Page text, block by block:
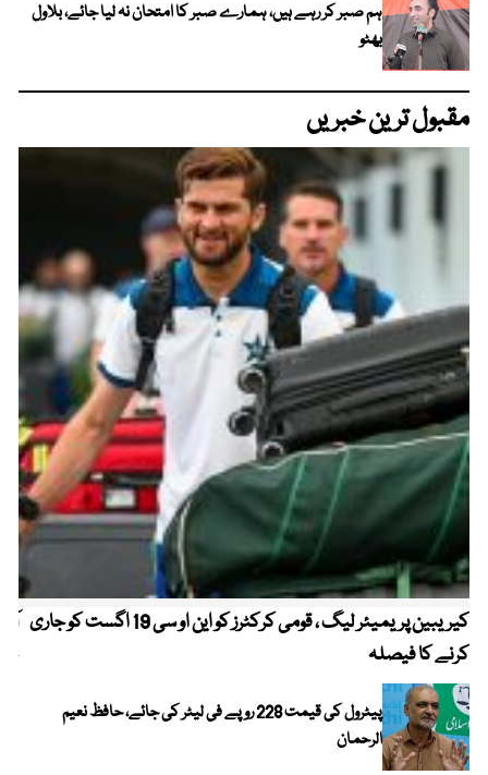
ہم صبر کر رہے ہیں، ہمارے صبر کا امتحان نہ لیا جائے، بلاول
بھٹو
مقبول ترین خبریں
کیریبین پریمیئر لیگ ، قومی کرکٹرز کو این او سی 19 اگست کو جاری
کرنے کا فیصلہ
پیٹرول کی قیمت 228 روپے فی لیٹر کی جائے، حافظ نعیم
الرحمان